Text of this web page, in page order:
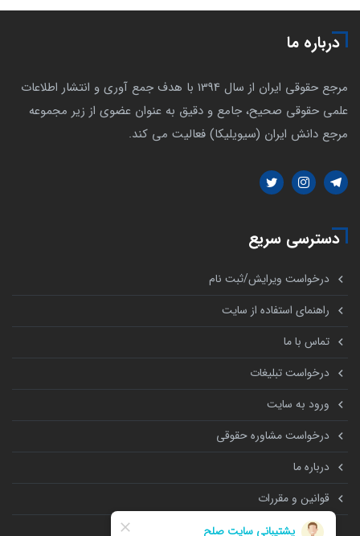
درباره ما
مرجع حقوقی ایران از سال 1394 با هدف جمع آوری و انتشار اطلاعات
علمی حقوقی صحیح، جامع و دقیق به عنوان عضوی از زیر مجموعه
مرجع دانش ایران (سیویلیکا) فعالیت می کند.
دسترسی سریع
درخواست ویرایش/ثبت نام
راهنمای استفاده از سایت
تماس با ما
درخواست تبلیغات
ورود به سایت
درخواست مشاوره حقوقی
درباره ما
قوانین و مقررات